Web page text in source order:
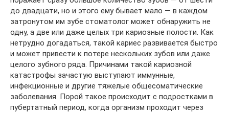
до двадцати, но и этого ему бывает мало — в каждом
затронутом им зубе стоматолог может обнаружить не
одну, а две или даже целых три кариозные полости. Как
нетрудно догадаться, такой кариес развивается быстро
и может привести к потере нескольких зубов или даже
целого зубного ряда. Причинами такой кариозной
катастрофы зачастую выступают иммунные,
инфекционные и другие тяжелые общесоматические
заболевания. Порой такое происходит с подростками в
пубертатный период, когда организм проходит через